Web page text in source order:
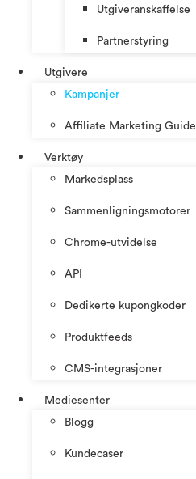
Utgiveranskaffelse
Partnerstyring
Utgivere
Kampanjer
Affiliate Marketing Guide
Verktøy
Markedsplass
Sammenligningsmotorer
Chrome-utvidelse
API
Dedikerte kupongkoder
Produktfeeds
CMS-integrasjoner
Mediesenter
Blogg
Kundecaser